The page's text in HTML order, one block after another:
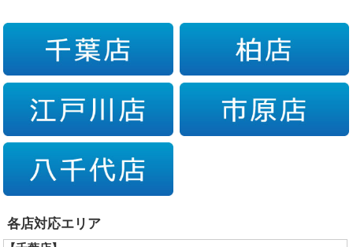
各店対応エリア